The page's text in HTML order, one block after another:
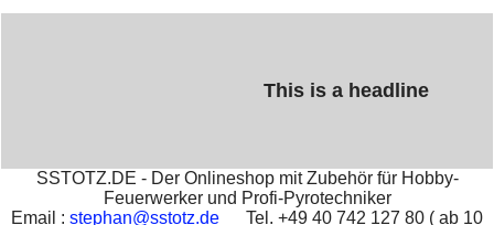
This is a headline
SSTOTZ.DE - Der Onlineshop mit Zubehör für Hobby-
Feuerwerker und Profi-Pyrotechniker
Email : stephan@sstotz.de Tel. +49 40 742 127 80 ( ab 10